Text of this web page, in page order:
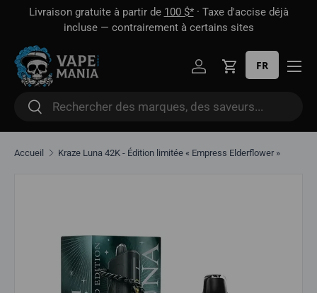
Aller directement au contenu
Livraison gratuite à partir de 100 $*· Taxe d'accise déjà
incluse — contrairement à certains sites
Rechercher
Rechercher
Se connecter
Panier
FR
Accueil Kraze Luna 42K - Édition limitée « Empress Elderflower »